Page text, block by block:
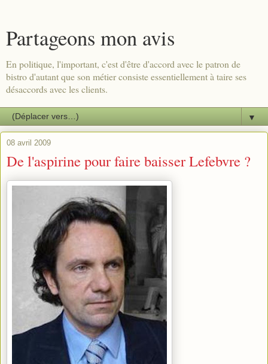
Partageons mon avis
En politique, l'important, c'est d'être d'accord avec le patron de
bistro d'autant que son métier consiste essentiellement à taire ses
désaccords avec les clients.
▼
08 avril 2009
De l'aspirine pour faire baisser Lefebvre ?